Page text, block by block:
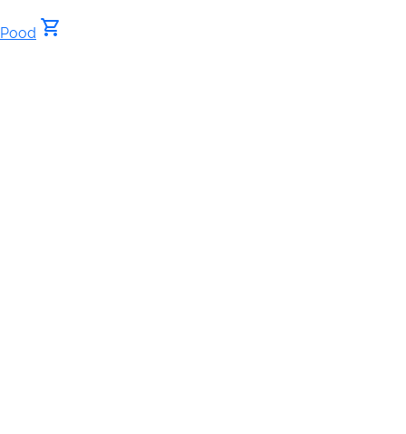
Pood shopping_cart